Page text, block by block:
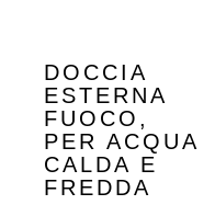
DOCCIA
ESTERNA
FUOCO,
PER ACQUA
CALDA E
FREDDA